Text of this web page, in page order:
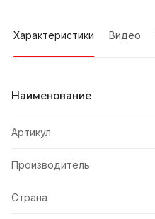
Характеристики Видео
Наименование
Артикул
Производитель
Страна